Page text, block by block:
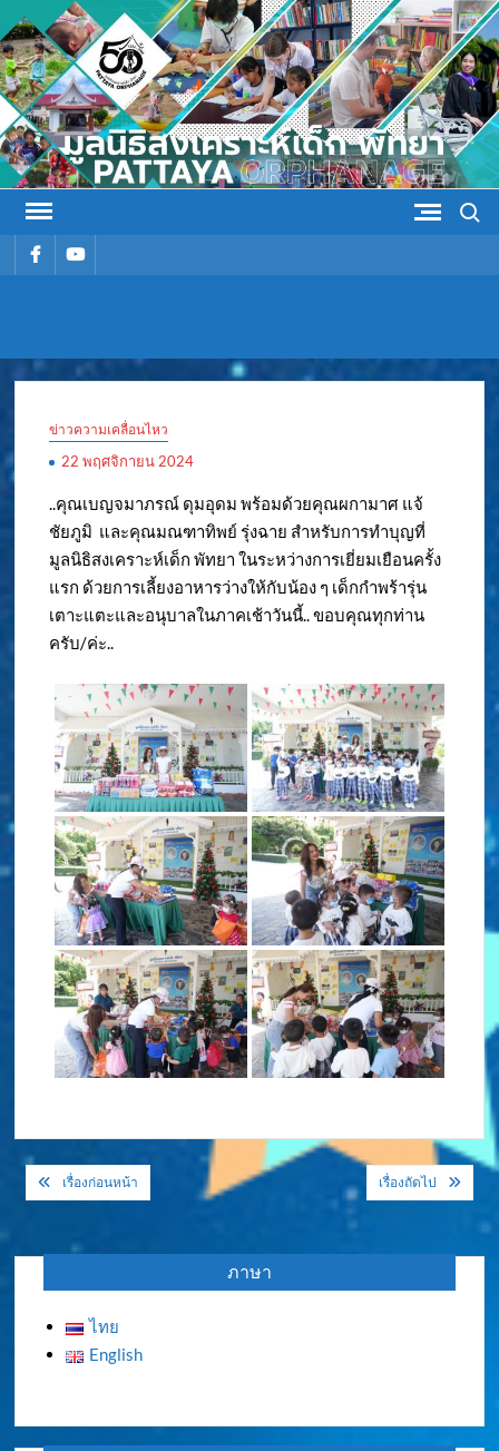
Skip
to
content
รายการรายการ
สงเคราะห์
ข่าวความเคลื่อนไหว
22 พฤศจิกายน 2024
..คุณเบญจมาภรณ์ ดุมอุดม พร้อมด้วยคุณผกามาศ แจ้
ชัยภูมิ และคุณมณฑาทิพย์ รุ่งฉาย สำหรับการทำบุญที่
มูลนิธิสงเคราะห์เด็ก พัทยา ในระหว่างการเยี่ยมเยือนครั้ง
แรก ด้วยการเลี้ยงอาหารว่างให้กับน้อง ๆ เด็กกำพร้ารุ่น
เตาะแตะและอนุบาลในภาคเช้าวันนี้.. ขอบคุณทุกท่าน
ครับ/ค่ะ..
แนะแนว
เรื่องก่อนหน้า เรื่องถัดไป
ภาษา
ไทย
English